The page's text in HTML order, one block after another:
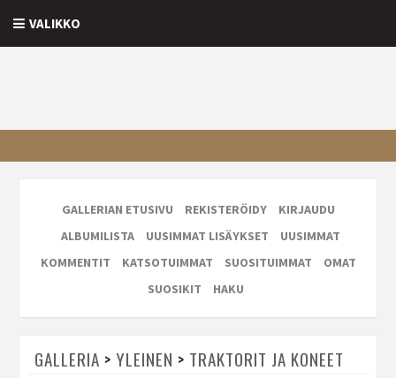
VALIKKO
GALLERIAN ETUSIVU REKISTERÖIDY
KIRJAUDU
ALBUMILISTA
UUSIMMAT LISÄYKSET
UUSIMMAT
KOMMENTIT
KATSOTUIMMAT SUOSITUIMMAT
OMAT
SUOSIKIT
HAKU
GALLERIA > YLEINEN > TRAKTORIT JA KONEET